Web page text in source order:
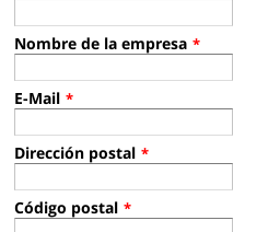
Nombre de la empresa *
E-Mail *
Dirección postal *
Código postal *